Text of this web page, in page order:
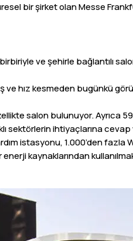
bir şirket olan Messe
ve şehirle bağlantılı
ve hız kesmeden bugünkü
salon bulunuyor. Ayrıca
sektörlerin ihtiyaçlarına
istasyonu, 1.000’den fazla
enerji kaynaklarından